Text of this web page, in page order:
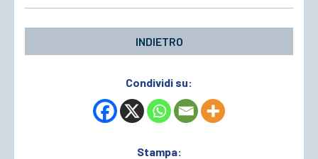
INDIETRO
Condividi su:
Stampa: